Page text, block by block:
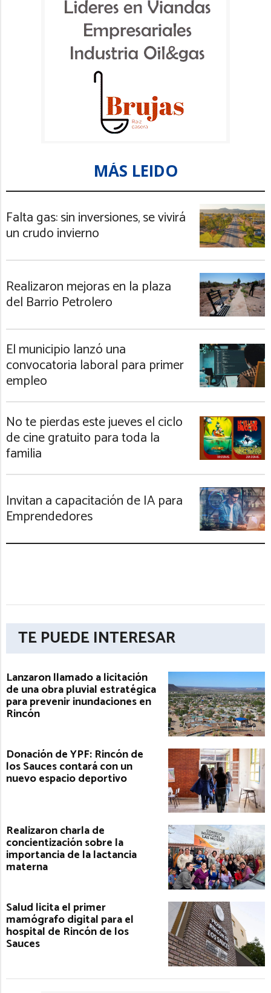
MÁS LEIDO
Falta gas: sin inversiones, se vivirá
un crudo invierno
Realizaron mejoras en la plaza
del Barrio Petrolero
El municipio lanzó una
convocatoria laboral para primer
empleo
No te pierdas este jueves el ciclo
de cine gratuito para toda la
familia
Invitan a capacitación de IA para
Emprendedores
TE PUEDE INTERESAR
Lanzaron llamado a licitación
de una obra pluvial estratégica
para prevenir inundaciones en
Rincón
Donación de YPF: Rincón de
los Sauces contará con un
nuevo espacio deportivo
Realizaron charla de
concientización sobre la
importancia de la lactancia
materna
Salud licita el primer
mamógrafo digital para el
hospital de Rincón de los
Sauces